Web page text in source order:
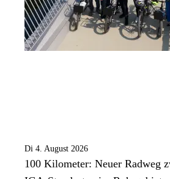
Di 4. August 2026
100 Kilometer: Neuer Radweg